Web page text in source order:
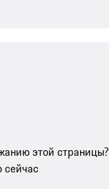
этой страницы?
сейчас